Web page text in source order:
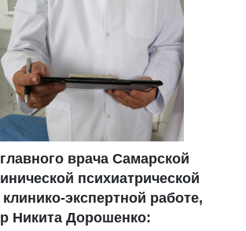
врача Самарской
психиатрической
экспертной работе,
Никита Дорошенко: